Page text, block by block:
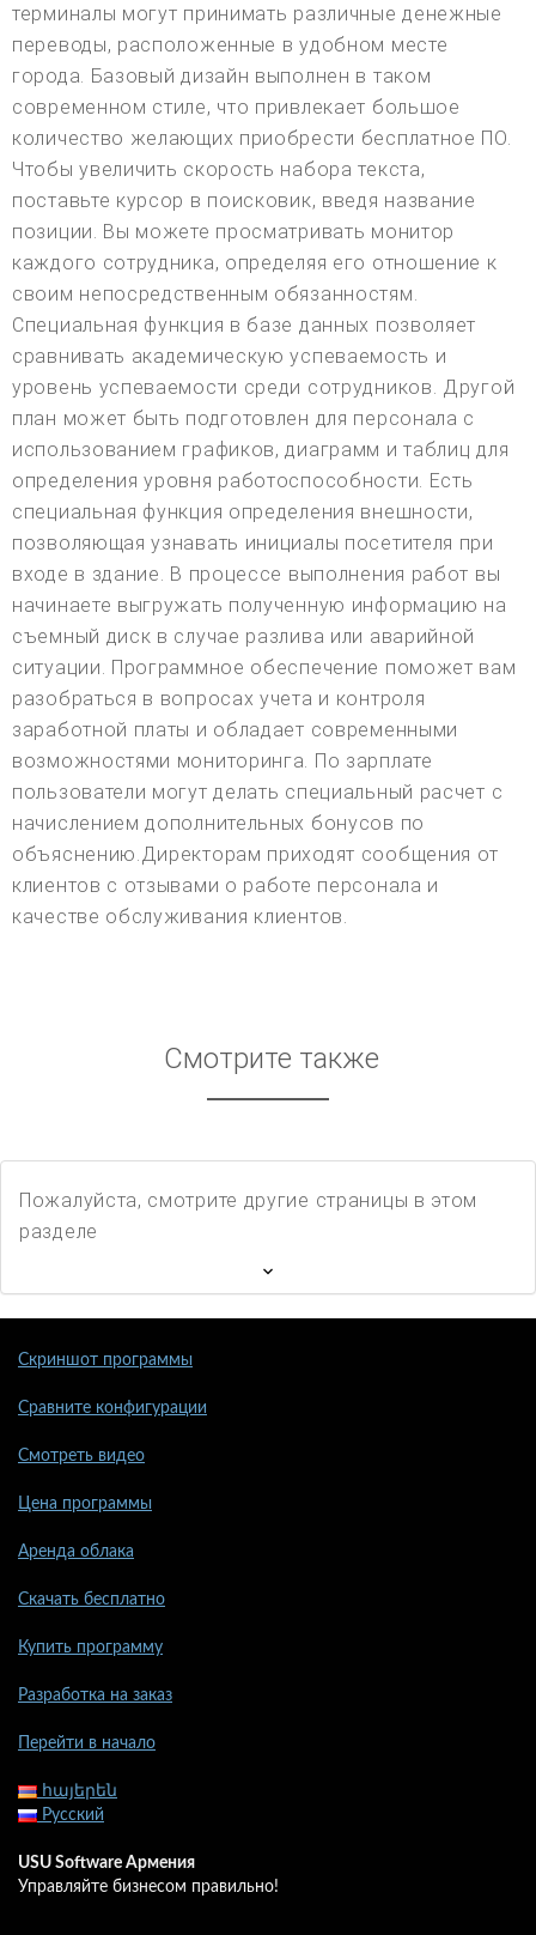
терминалы могут принимать различные денежные
переводы, расположенные в удобном месте
города. Базовый дизайн выполнен в таком
современном стиле, что привлекает большое
количество желающих приобрести бесплатное ПО.
Чтобы увеличить скорость набора текста,
поставьте курсор в поисковик, введя название
позиции. Вы можете просматривать монитор
каждого сотрудника, определяя его отношение к
своим непосредственным обязанностям.
Специальная функция в базе данных позволяет
сравнивать академическую успеваемость и
уровень успеваемости среди сотрудников. Другой
план может быть подготовлен для персонала с
использованием графиков, диаграмм и таблиц для
определения уровня работоспособности. Есть
специальная функция определения внешности,
позволяющая узнавать инициалы посетителя при
входе в здание. В процессе выполнения работ вы
начинаете выгружать полученную информацию на
съемный диск в случае разлива или аварийной
ситуации. Программное обеспечение поможет вам
разобраться в вопросах учета и контроля
заработной платы и обладает современными
возможностями мониторинга. По зарплате
пользователи могут делать специальный расчет с
начислением дополнительных бонусов по
объяснению.Директорам приходят сообщения от
клиентов с отзывами о работе персонала и
качестве обслуживания клиентов.
Смотрите также
Пожалуйста, смотрите другие страницы в этом
разделе
Скриншот программы
Сравните конфигурации
Смотреть видео
Цена программы
Аренда облака
Скачать бесплатно
Купить программу
Разработка на заказ
Перейти в начало
հայերեն
Русский
USU Software Армения
Управляйте бизнесом правильно!